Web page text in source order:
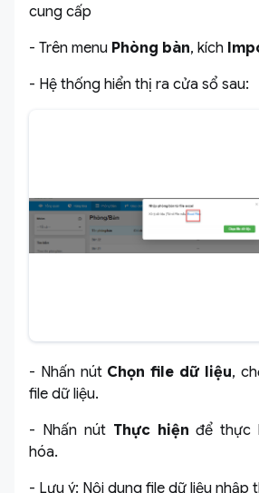
cung cấp
- Trên menu Phòng bàn, kích
- Hệ thống hiển thị ra cửa sổ sau:
- Nhấn nút Chọn file dữ liệu,
file dữ liệu.
- Nhấn nút Thực hiện để thực
hóa.
- Lưu ý: Nội dung file dữ liệu nhập